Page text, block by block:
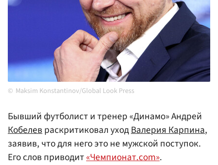
Maksim Konstantinov/Global Look Press
Бывший футболист и тренер «Динамо» Андрей
Кобелевраскритиковал уходВалерия Карпина,
заявив, что для него это не мужской поступок.
Его слов приводит«Чемпионат.com».